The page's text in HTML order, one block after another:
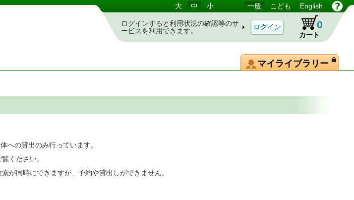
ステム 大 中 小 一般 こども English
ログインすると利用状況の確認等のサ
ービスを利用できます。
カート
0
マイライブラリー
への貸出のみ行っています。
ください。
が同時にできますが、予約や貸出しができません。